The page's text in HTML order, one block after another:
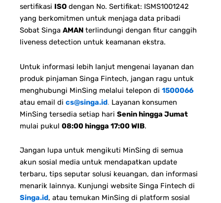
sertifikasi ISO dengan No. Sertifikat: ISMS1001242
yang berkomitmen untuk menjaga data pribadi
Sobat Singa AMAN terlindungi dengan fitur canggih
liveness detection untuk keamanan ekstra.
Untuk informasi lebih lanjut mengenai layanan dan
produk pinjaman Singa Fintech, jangan ragu untuk
menghubungi MinSing melalui telepon di 1500066
atau email di cs@singa.id. Layanan konsumen
MinSing tersedia setiap hari Senin hingga Jumat
mulai pukul 08:00 hingga 17:00 WIB.
Jangan lupa untuk mengikuti MinSing di semua
akun sosial media untuk mendapatkan update
terbaru, tips seputar solusi keuangan, dan informasi
menarik lainnya. Kunjungi website Singa Fintech di
Singa.id, atau temukan MinSing di platform sosial